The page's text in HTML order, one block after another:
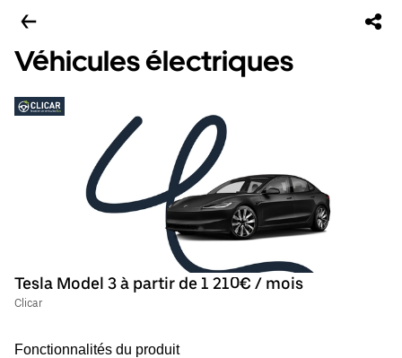
Véhicules électriques
Tesla Model 3 à partir de 1 210€ / mois
Clicar
Fonctionnalités du produit